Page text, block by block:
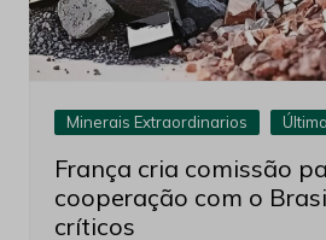
Minerais Extraordinarios
França cria comissão
cooperação com o
críticos